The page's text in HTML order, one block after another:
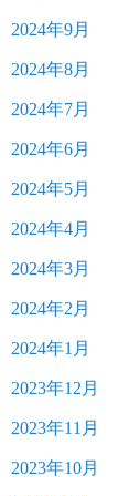
2024年9月
2024年8月
2024年7月
2024年6月
2024年5月
2024年4月
2024年3月
2024年2月
2024年1月
2023年12月
2023年11月
2023年10月